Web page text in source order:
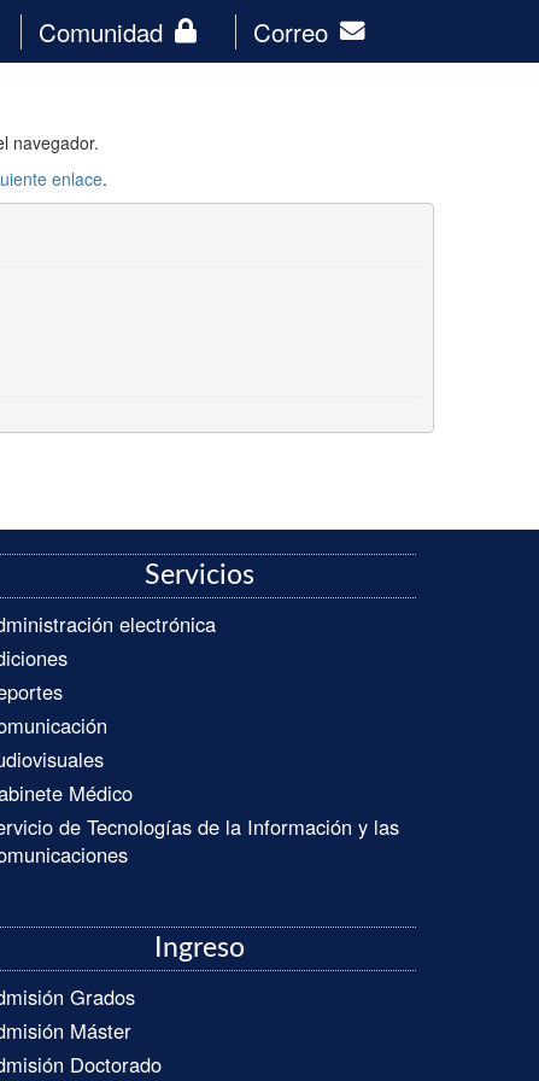
Comunidad Correo
navegador.
enlace.
Servicios
electrónica
Médico
de Tecnologías de la Información y las
Ingreso
Grados
Máster
Doctorado